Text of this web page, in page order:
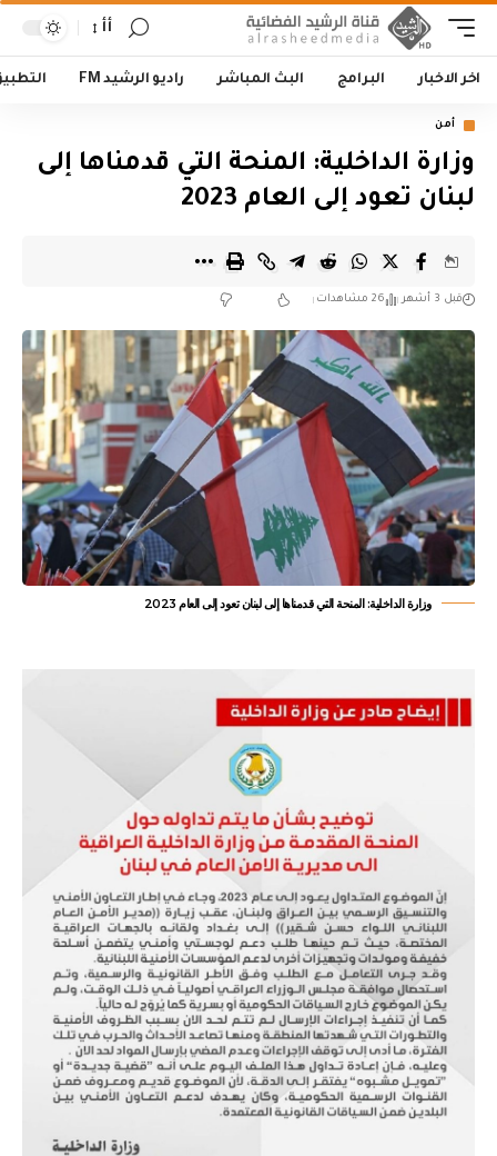
أأ
اخر الاخبار البرامج البث المباشر راديو الرشيد FM
أمن
وزارة الداخلية: المنحة التي قدمناها إلى
لبنان تعود إلى العام 2023
قبل 3 أشهر 26 مشاهدات
وزارة الداخلية: المنحة التي قدمناها إلى لبنان تعود إلى العام 2023